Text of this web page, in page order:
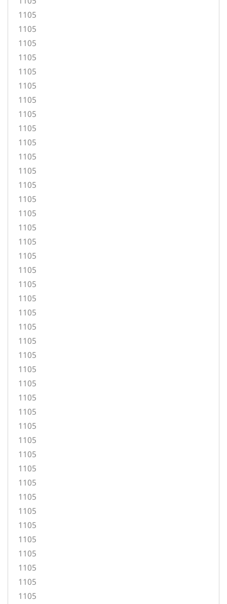
1105
1105
1105
1105
1105
1105
1105
1105
1105
1105
1105
1105
1105
1105
1105
1105
1105
1105
1105
1105
1105
1105
1105
1105
1105
1105
1105
1105
1105
1105
1105
1105
1105
1105
1105
1105
1105
1105
1105
1105
1105
1105